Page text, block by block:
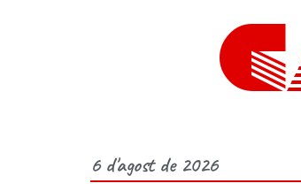
6 d'agost de 2026